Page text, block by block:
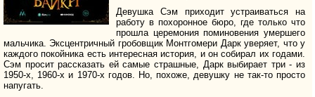
Девушка Сэм приходит устраиваться на
работу в похоронное бюро, где только что
прошла церемония поминовения умершего
мальчика. Эксцентричный гробовщик Монтгомери Дарк уверяет, что у
каждого покойника есть интересная история, и он собирал их годами.
Сэм просит рассказать ей самые страшные, Дарк выбирает три - из
1950-х, 1960-х и 1970-х годов. Но, похоже, девушку не так-то просто
напугать.